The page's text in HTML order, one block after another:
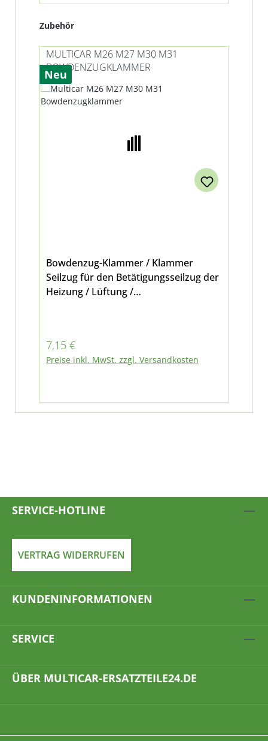
Produktgalerie überspringen
Zubehör
Neu
MULTICAR M26 M27 M30 M31
BOWDENZUGKLAMMER
Bowdenzug-Klammer / Klammer
Seilzug für den Betätigungsseilzug der
Heizung / Lüftung /
Regulärer Preis:
7,15 €
Preise inkl. MwSt. zzgl. Versandkosten
SERVICE-HOTLINE
VERTRAG WIDERRUFEN
KUNDENINFORMATIONEN
SERVICE
ÜBER MULTICAR-ERSATZTEILE24.DE